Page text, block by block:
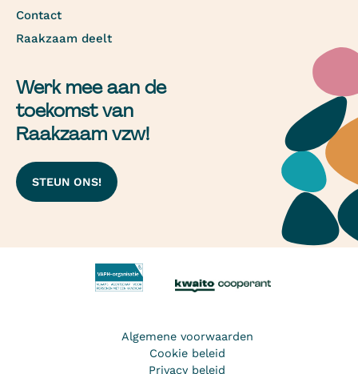
Contact
Raakzaam deelt
Werk mee aan de
toekomst van
Raakzaam vzw!
STEUN ONS!
Algemene voorwaarden
Cookie beleid
Privacy beleid